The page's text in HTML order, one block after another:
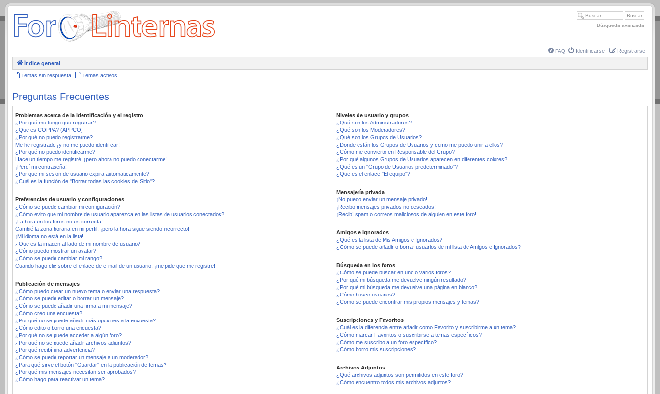
.
Búsqueda avanzada
FAQ Identificarse Registrarse
Índice general
Temas sin respuesta Temas activos
Preguntas Frecuentes
Problemas acerca de la identificación y el registro
¿Por qué me tengo que registrar?
¿Qué es COPPA? (APPCO)
¿Por qué no puedo registrarme?
Me he registrado ¡y no me puedo identificar!
¿Por qué no puedo identificarme?
Hace un tiempo me registré, ¡pero ahora no puedo conectarme!
¡Perdí mi contraseña!
¿Por qué mi sesión de usuario expira automáticamente?
¿Cuál es la función de "Borrar todas las cookies del Sitio"?
Preferencias de usuario y configuraciones
¿Cómo se puede cambiar mi configuración?
¿Cómo evito que mi nombre de usuario aparezca en las listas de usuarios conectados?
¡La hora en los foros no es correcta!
Cambié la zona horaria en mi perfil, ¡pero la hora sigue siendo incorrecto!
¡Mi idioma no está en la lista!
¿Qué es la imagen al lado de mi nombre de usuario?
¿Cómo puedo mostrar un avatar?
¿Cómo se puede cambiar mi rango?
Cuando hago clic sobre el enlace de e-mail de un usuario, ¡me pide que me registre!
Publicación de mensajes
¿Cómo puedo crear un nuevo tema o enviar una respuesta?
¿Cómo se puede editar o borrar un mensaje?
¿Cómo se puede añadir una firma a mi mensaje?
¿Cómo creo una encuesta?
¿Por qué no se puede añadir más opciones a la encuesta?
¿Cómo edito o borro una encuesta?
¿Por qué no se puede acceder a algún foro?
¿Por qué no se puede añadir archivos adjuntos?
¿Por qué recibí una advertencia?
¿Cómo se puede reportar un mensaje a un moderador?
¿Para qué sirve el botón "Guardar" en la publicación de temas?
¿Por qué mis mensajes necesitan ser aprobados?
¿Cómo hago para reactivar un tema?
Niveles de usuario y grupos
¿Qué son los Administradores?
¿Qué son los Moderadores?
¿Qué son los Grupos de Usuarios?
¿Donde están los Grupos de Usuarios y como me puedo unir a ellos?
¿Cómo me convierto en Responsable del Grupo?
¿Por qué algunos Grupos de Usuarios aparecen en diferentes colores?
¿Qué es un "Grupo de Usuarios predeterminado"?
¿Qué es el enlace "El equipo"?
Mensajería privada
¡No puedo enviar un mensaje privado!
¡Recibo mensajes privados no deseados!
¡Recibí spam o correos maliciosos de alguien en este foro!
Amigos e Ignorados
¿Qué es la lista de Mis Amigos e Ignorados?
¿Cómo se puede añadir o borrar usuarios de mi lista de Amigos e Ignorados?
Búsqueda en los foros
¿Cómo se puede buscar en uno o varios foros?
¿Por qué mi búsqueda me devuelve ningún resultado?
¿Por qué mi búsqueda me devuelve una página en blanco?
¿Cómo busco usuarios?
¿Como se puede encontrar mis propios mensajes y temas?
Suscripciones y Favoritos
¿Cuál es la diferencia entre añadir como Favorito y suscribirme a un tema?
¿Cómo marcar Favoritos o suscribirse a temas específicos?
¿Cómo me suscribo a un foro específico?
¿Cómo borro mis suscripciones?
Archivos Adjuntos
¿Qué archivos adjuntos son permitidos en este foro?
¿Cómo encuentro todos mis archivos adjuntos?